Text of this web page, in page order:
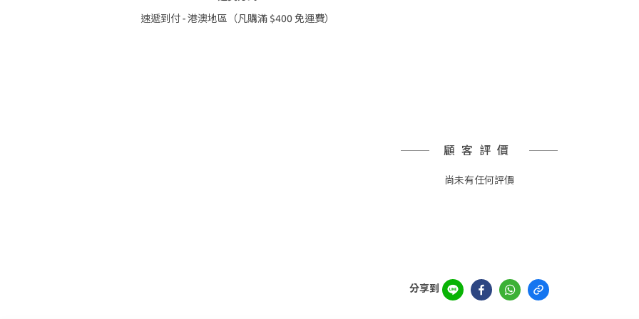
速遞到付 - 港澳地區（凡購滿 $400 免運費）
顧客評價
尚未有任何評價
分享到